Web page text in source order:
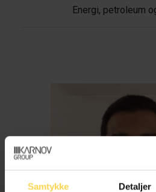
Samtykke Detaljer
Energi, petroleum